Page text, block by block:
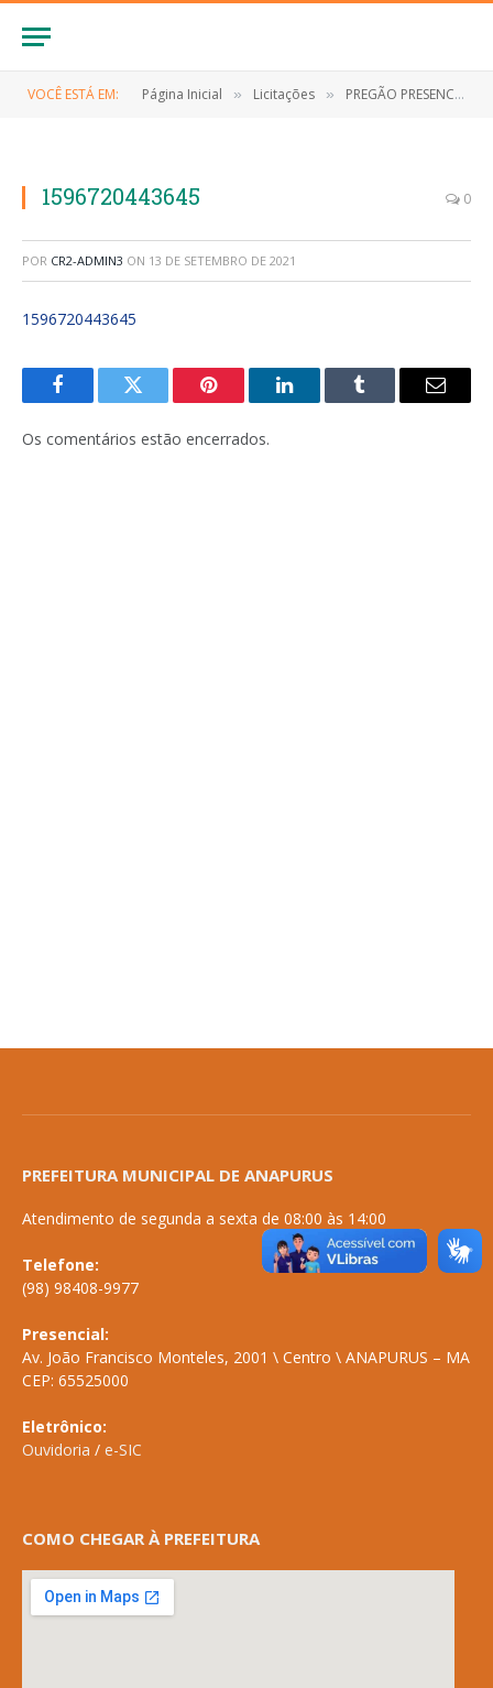
VOCÊ ESTÁ EM: Página Inicial » Licitações » PREGÃO PRESENCIAL Nº 030/2019 (Contratação de empresa para aquisição de material esportivo de interesse da Administração Pública de Anapurus/MA)
1596720443645 0
POR CR2-ADMIN3 ON 13 DE SETEMBRO DE 2021
1596720443645
FacebookTwitter Pinterest LinkedInTumblr
E-
Os comentários estão encerrados.
PREFEITURA MUNICIPAL DE ANAPURUS
Atendimento de segunda a sexta de 08:00 às 14:00
Telefone:
(98) 98408-9977
Presencial:
Av. João Francisco Monteles, 2001 \ Centro \ ANAPURUS – MA
CEP: 65525000
Eletrônico:
Ouvidoria / e-SIC
COMO CHEGAR À PREFEITURA